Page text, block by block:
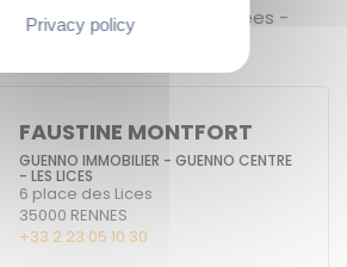
- Belle parcelles arborées -
FAUSTINE MONTFORT
GUENNO IMMOBILIER - GUENNO CENTRE
- LES LICES
6 place des Lices
35000 RENNES
+33 2 23 05 10 30
Privacy policy